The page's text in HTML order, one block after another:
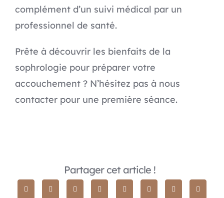
complément d’un suivi médical par un
professionnel de santé.
Prête à découvrir les bienfaits de la
sophrologie pour préparer votre
accouchement ? N’hésitez pas à nous
contacter pour une première séance.
Partager cet article !